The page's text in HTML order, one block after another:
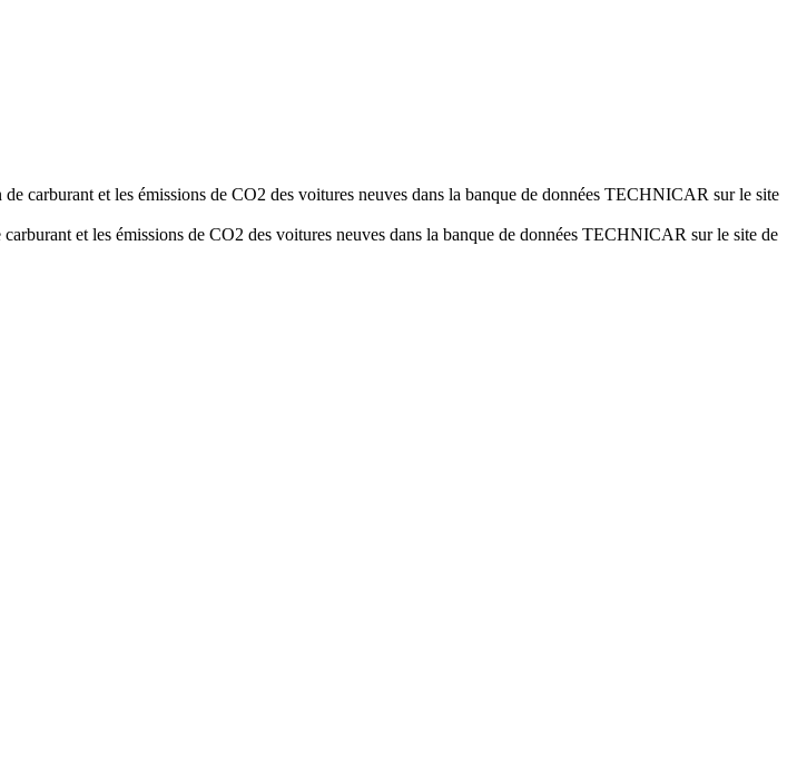
carburant et les émissions de CO2 des voitures neuves dans la banque de données TECHNICAR sur le site
et les émissions de CO2 des voitures neuves dans la banque de données TECHNICAR sur le site de